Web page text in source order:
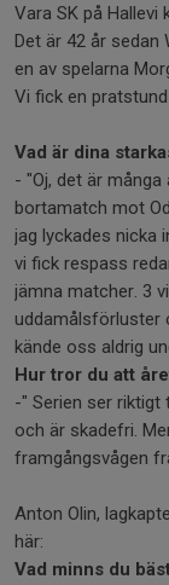
Vara SK på Hallevi
Det är 42 år sedan
en av spelarna
Vi fick en
Vad är dina
- "Oj, det är
bortamatch mot
jag lyckades nicka
vi fick respass
jämna matcher. 3
uddamålsförluster
kände oss aldrig
Hur tror du att
-" Serien ser
och är skadefri.
framgångsvågen
Anton Olin,
här:
Vad minns du